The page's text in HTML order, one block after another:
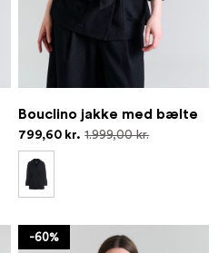
Bouclino jakke med bælte
799,60 kr. 1.999,00 kr.
-60%